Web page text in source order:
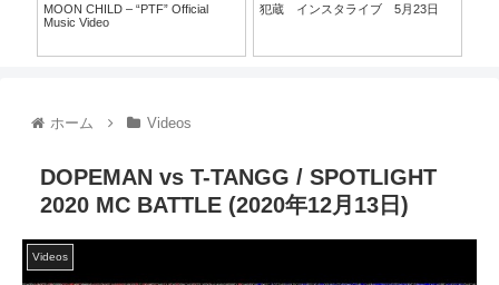
MOON CHILD – “PTF” Official
Music Video
犯蔵 インスタライブ 5月23日
ホーム Videos
DOPEMAN vs T-TANGG / SPOTLIGHT
2020 MC BATTLE (2020年12月13日)
Videos